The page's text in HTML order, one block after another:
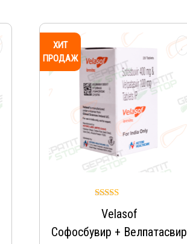
ХИТ
ПРОДАЖ
5.00
из 5
Velasof
Софосбувир + Велпатасвир